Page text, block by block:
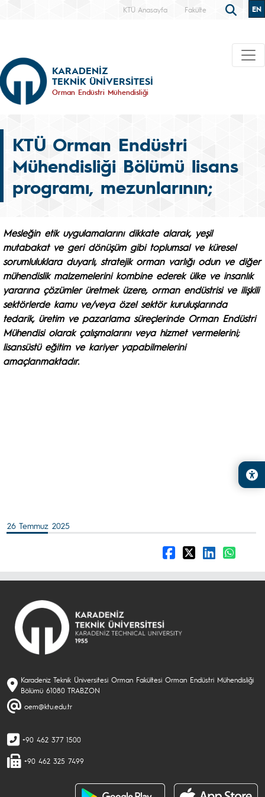
KTÜ Anasayfa Fakülte EN
KARADENİZ
TEKNİK ÜNİVERSİTESİ
Orman Endüstri Mühendisliği
KTÜ Orman Endüstri
Mühendisliği Bölümü lisans
programı, mezunlarının;
Mesleğin etik uygulamalarını dikkate alarak, yeşil
mutabakat ve geri dönüşüm gibi toplumsal ve küresel
sorumluluklara duyarlı, stratejik orman varlığı odun ve diğer
mühendislik malzemelerini kombine ederek ülke ve insanlık
yararına çözümler üretmek üzere, orman endüstrisi ve ilişkili
sektörlerde kamu ve/veya özel sektör kuruluşlarında
tedarik, üretim ve pazarlama süreçlerinde Orman Endüstri
Mühendisi olarak çalışmalarını veya hizmet vermelerini;
lisansüstü eğitim ve kariyer yapabilmelerini
amaçlanmaktadır.
26 Temmuz 2025
Karadeniz Teknik Üniversitesi Orman Fakültesi Orman Endüstri Mühendisliği
Bölümü 61080 TRABZON
oem@ktu.edu.tr
+90 462 377 1500
+90 462 325 7499